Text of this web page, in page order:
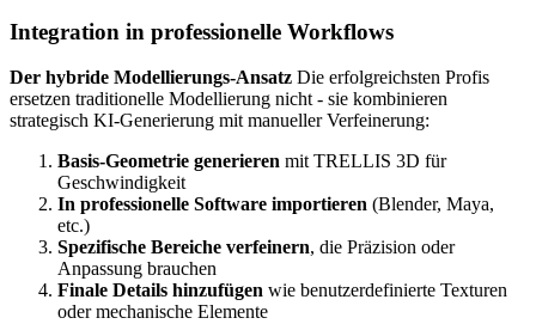
Integration in professionelle Workflows
Der hybride Modellierungs-Ansatz Die erfolgreichsten Profis
ersetzen traditionelle Modellierung nicht - sie kombinieren
strategisch KI-Generierung mit manueller Verfeinerung:
Basis-Geometrie generieren mit TRELLIS 3D für
Geschwindigkeit
In professionelle Software importieren (Blender, Maya,
etc.)
Spezifische Bereiche verfeinern, die Präzision oder
Anpassung brauchen
Finale Details hinzufügen wie benutzerdefinierte Texturen
oder mechanische Elemente